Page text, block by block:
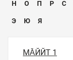
Н О П Р С
Э Ю Я
МА̄ЙЙТ 1